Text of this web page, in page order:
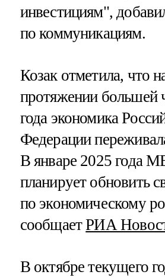
инвестициям",
по коммуникациям.
Козак отметила, что
протяжении большей
года экономика
Федерации
В январе 2025 года
планирует обновить
по экономическому
сообщаетРИА
В октябре текущего